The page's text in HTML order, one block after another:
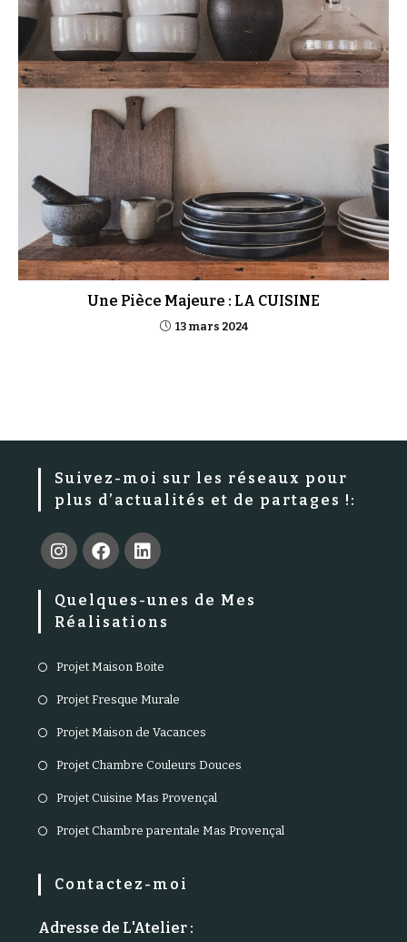
Une Pièce Majeure : LA CUISINE
13 mars 2024
Suivez-moi sur les réseaux pour
plus d’actualités et de partages !:
Quelques-unes de Mes
Réalisations
Projet Maison Boite
Projet Fresque Murale
Projet Maison de Vacances
Projet Chambre Couleurs Douces
Projet Cuisine Mas Provençal
Projet Chambre parentale Mas Provençal
Contactez-moi
Adresse de L'Atelier :